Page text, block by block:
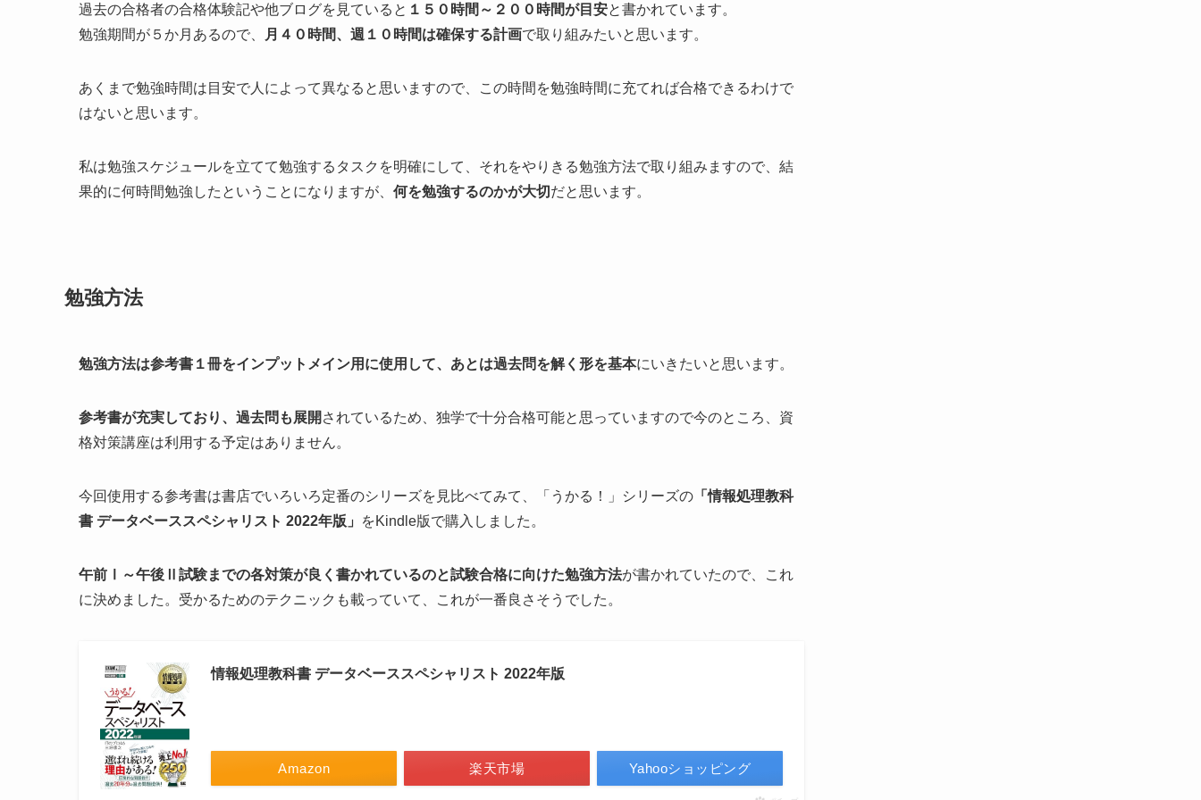
過去の合格者の合格体験記や他ブログを見ていると １５０時間～２００時間が目安と書かれています。
勉強期間が５か月あるので、
月４０時間、週１０時間は確保する計画で取り組みたいと思います。
あくまで勉強時間は目安で人によって異なると思いますので、この時間を勉強時間に充てれば合格できるわけで
はないと思います。
私は勉強スケジュールを立てて勉強するタスクを明確にして、それをやりきる勉強方法で取り組みますので、結
果的に何時間勉強したということになりますが、 何を勉強するのかが大切 だと思います。
勉強方法
勉強方法は参考書１冊をインプットメイン用に使用して、あとは過去問を解く形を基本にいきたいと思います。
参考書が充実しており、過去問も展開 されているため、独学で十分合格可能と思っていますので今のところ、資
格対策講座は利用する予定はありません。
今回使用する参考書は書店でいろいろ定番のシリーズを見比べてみて、「うかる！」シリーズの 「情報処理教科
書 データベーススペシャリスト 2022年版」
をKindle版で購入しました。
午前Ⅰ～午後Ⅱ試験までの各対策が良く書かれているのと試験合格に向けた勉強方法が書かれていたので、これ
に決めました。受かるためのテクニックも載っていて、これが一番良さそうでした。
情報処理教科書 データベーススペシャリスト 2022年版
Amazon 楽天市場 Yahooショッピング